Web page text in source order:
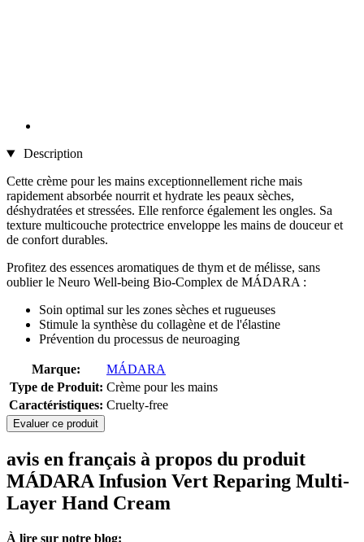
Description
Cette crème pour les mains exceptionnellement riche mais
rapidement absorbée nourrit et hydrate les peaux sèches,
déshydratées et stressées. Elle renforce également les ongles. Sa
texture multicouche protectrice enveloppe les mains de douceur et
de confort durables.
Profitez des essences aromatiques de thym et de mélisse, sans
oublier le Neuro Well-being Bio-Complex de MÁDARA :
Soin optimal sur les zones sèches et rugueuses
Stimule la synthèse du collagène et de l'élastine
Prévention du processus de neuroaging
Marque:
MÁDARA
Type de Produit: Crème pour les mains
Caractéristiques: Cruelty-free
Evaluer ce produit
avis en français à propos du produit
MÁDARA Infusion Vert Reparing Multi-
Layer Hand Cream
À lire sur notre blog: